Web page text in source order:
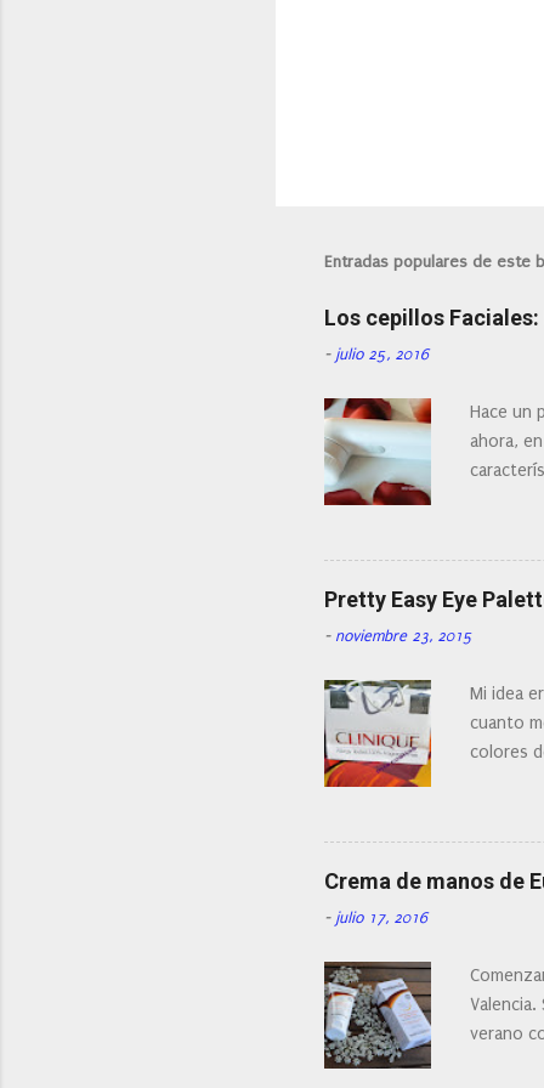
Entradas populares de este
Los cepillos
- julio 25, 2016
Hace un
ahora,
¿Cual
facial de
Pretty Easy Eye
- noviembre 23, 2015
Mi idea
cuanto
colores
Crema de manos de
- julio 17, 2016
verano